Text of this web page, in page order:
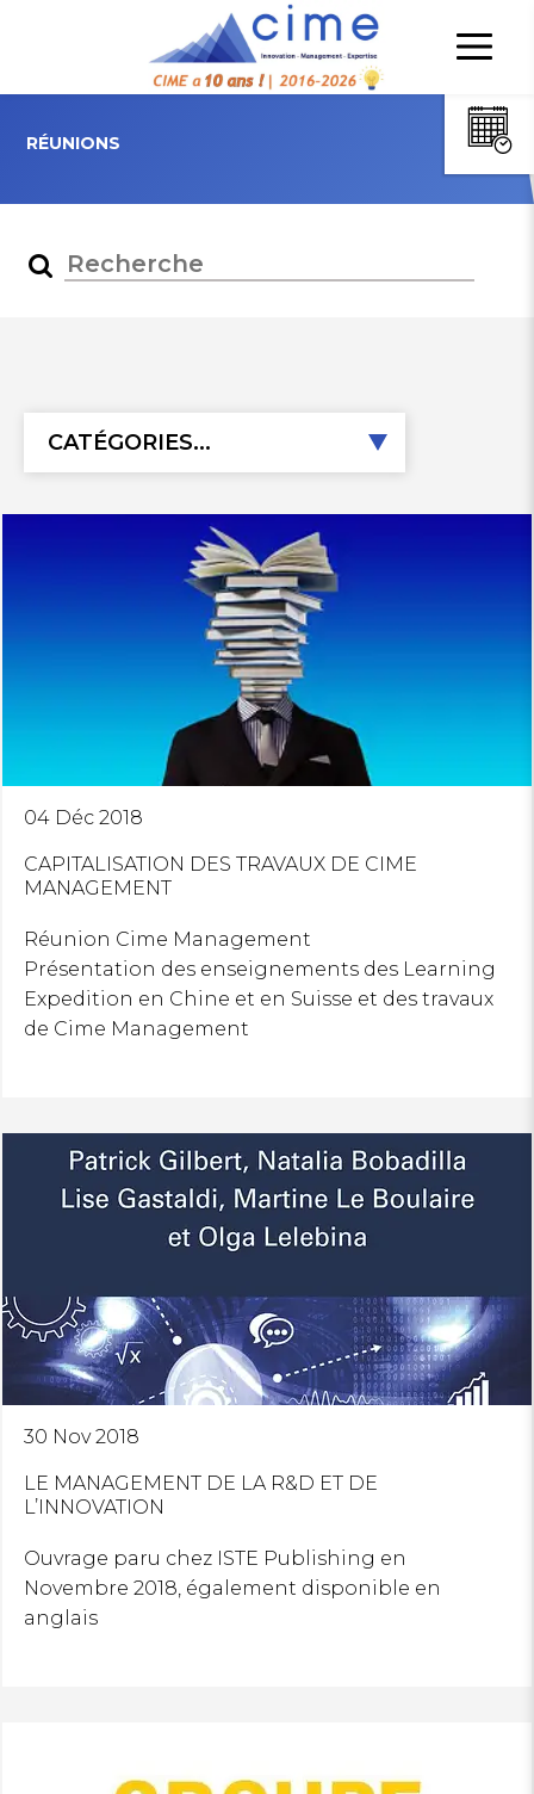
RÉUNIONS
CATÉGORIES...
04 Déc 2018
CAPITALISATION DES TRAVAUX DE CIME
MANAGEMENT
Réunion Cime Management
Présentation des enseignements des Learning
Expedition en Chine et en Suisse et des travaux
de Cime Management
30 Nov 2018
LE MANAGEMENT DE LA R&D ET DE
L’INNOVATION
Ouvrage paru chez ISTE Publishing en
Novembre 2018, également disponible en
anglais